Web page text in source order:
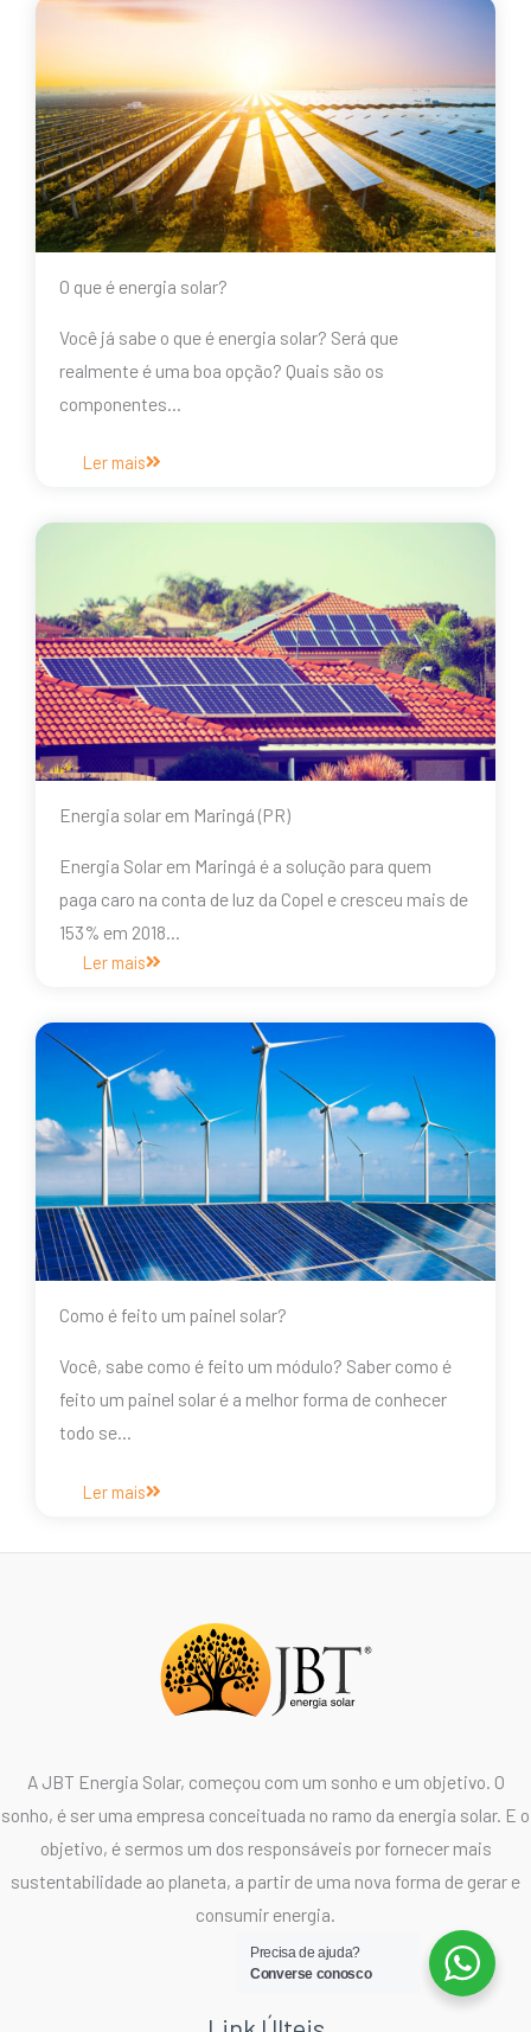
O que é energia solar?
Você já sabe o que é energia solar? Será que
realmente é uma boa opção? Quais são os
componentes…
Ler mais
Energia solar em Maringá (PR)
Energia Solar em Maringá é a solução para quem
paga caro na conta de luz da Copel e cresceu mais de
153% em 2018…
Ler mais
Como é feito um painel solar?
Você, sabe como é feito um módulo? Saber como é
feito um painel solar é a melhor forma de conhecer
todo se…
Ler mais
A JBT Energia Solar, começou com um sonho e um objetivo. O
sonho, é ser uma empresa conceituada no ramo da energia solar. E o
objetivo, é sermos um dos responsáveis por fornecer mais
sustentabilidade ao planeta, a partir de uma nova forma de gerar e
consumir energia.
Precisa de ajuda?
Converse conosco